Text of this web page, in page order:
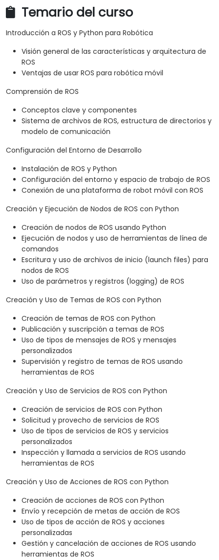
Temario del curso
Introducción a ROS y Python para Robótica
Visión general de las características y arquitectura de
ROS
Ventajas de usar ROS para robótica móvil
Comprensión de ROS
Conceptos clave y componentes
Sistema de archivos de ROS, estructura de directorios y
modelo de comunicación
Configuración del Entorno de Desarrollo
Instalación de ROS y Python
Configuración del entorno y espacio de trabajo de ROS
Conexión de una plataforma de robot móvil con ROS
Creación y Ejecución de Nodos de ROS con Python
Creación de nodos de ROS usando Python
Ejecución de nodos y uso de herramientas de línea de
comandos
Escritura y uso de archivos de inicio (launch files) para
nodos de ROS
Uso de parámetros y registros (logging) de ROS
Creación y Uso de Temas de ROS con Python
Creación de temas de ROS con Python
Publicación y suscripción a temas de ROS
Uso de tipos de mensajes de ROS y mensajes
personalizados
Supervisión y registro de temas de ROS usando
herramientas de ROS
Creación y Uso de Servicios de ROS con Python
Creación de servicios de ROS con Python
Solicitud y provecho de servicios de ROS
Uso de tipos de servicios de ROS y servicios
personalizados
Inspección y llamada a servicios de ROS usando
herramientas de ROS
Creación y Uso de Acciones de ROS con Python
Creación de acciones de ROS con Python
Envío y recepción de metas de acción de ROS
Uso de tipos de acción de ROS y acciones
personalizadas
Gestión y cancelación de acciones de ROS usando
herramientas de ROS